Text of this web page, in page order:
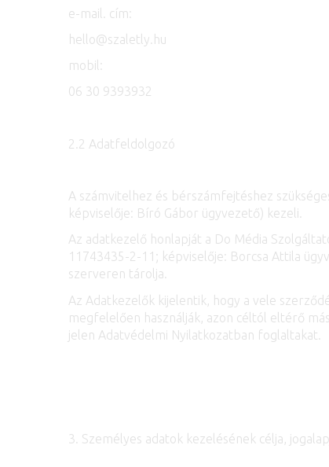
e-mail. cím:
hello@szaletly.hu
mobil:
06 30 9393932
2.2 Adatfeldolgozó
A számvitelhez és bérszámfejtéshez
képviselője: Bíró Gábor ügyvezető) kezeli.
Az adatkezelő honlapját a Do Média
11743435-2-11; képviselője: Borcsa Attila
szerveren tárolja.
Az Adatkezelők kijelentik, hogy a vele
megfelelően használják, azon céltól eltérő
jelen Adatvédelmi Nyilatkozatban foglaltakat.
3. Személyes adatok kezelésének célja,